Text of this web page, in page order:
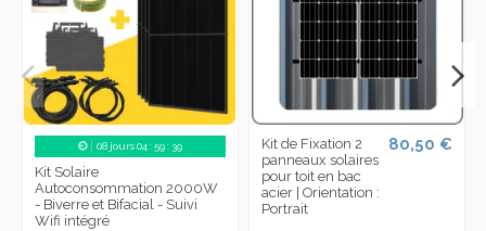
08jours 04 :59: 38
Kit Solaire
Autoconsommation 2000W
- Biverre et Bifacial - Suivi
Wifi intégré
Kit de Fixation 2
panneaux solaires
pour toit en bac
acier | Orientation :
Portrait
80,50 €